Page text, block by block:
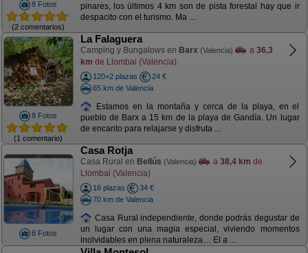
8 Fotos
(2 comentarios)
pinares, los últimos 4 km son de pista forestal hay que ir
despacito con el turismo. Ma ...
8 Fotos
(1 comentario)
La Falaguera
Camping y Bungalows en Barx (Valencia) a 36,3
km de Llombai (Valencia)
120+2 plazas
24 €
65 km de Valencia
Estamos en la montaña y cerca de la playa, en el
pueblo de Barx a 15 km de la playa de Gandía. Un lugar
de encanto para relajarse y disfruta ...
8 Fotos
Casa Rotja
Casa Rural en Bellús (Valencia) a 38,4 km de
Llombai (Valencia)
16 plazas
34 €
70 km de Valencia
Casa Rural independiente, donde podrás degustar de
un lugar con una magia especial, viviendo momentos
inolvidables en plena naturaleza… El a ...